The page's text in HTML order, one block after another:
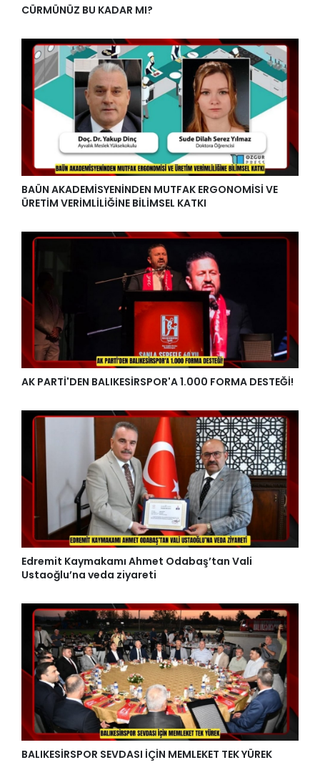
CÜRMÜNÜZ BU KADAR MI?
BAÜN AKADEMİSYENİNDEN MUTFAK ERGONOMİSİ VE
ÜRETİM VERİMLİLİĞİNE BİLİMSEL KATKI
AK PARTİ'DEN BALIKESİRSPOR'A 1.000 FORMA DESTEĞİ!
Edremit Kaymakamı Ahmet Odabaş’tan Vali
Ustaoğlu’na veda ziyareti
BALIKESİRSPOR SEVDASI İÇİN MEMLEKET TEK YÜREK